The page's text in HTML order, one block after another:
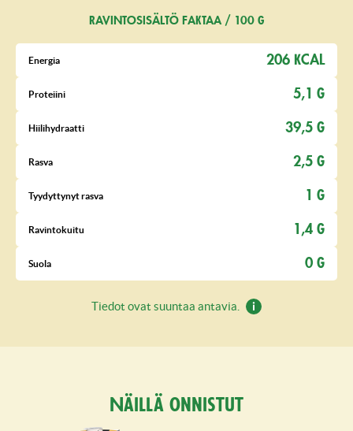
RAVINTOSISÄLTÖ FAKTAA / 100 G
Energia 206 KCAL
Proteiini 5,1 G
Hiilihydraatti 39,5 G
Rasva 2,5 G
Tyydyttynyt rasva 1 G
Ravintokuitu 1,4 G
Suola 0 G
Tiedot ovat suuntaa antavia.
Näillä onnistut